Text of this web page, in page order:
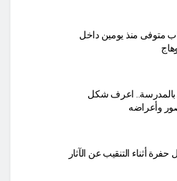
متوفى منذ يومين داخل
6 أطفال بالمدرسة.. اعرف شكل
وأعراضه
أثناء التنقيب عن الآثار